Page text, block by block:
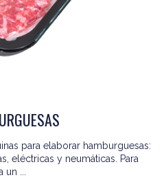
para elaborar hamburguesas:
eléctricas y neumáticas. Para
...